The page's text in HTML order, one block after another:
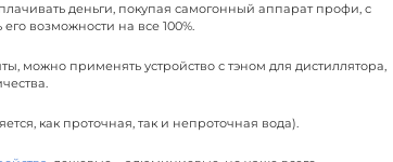
деньги, покупая самогонный аппарат профи, с
возможности на все 100%.
можно применять устройство с тэном для дистиллятора,
как проточная, так и непроточная вода).